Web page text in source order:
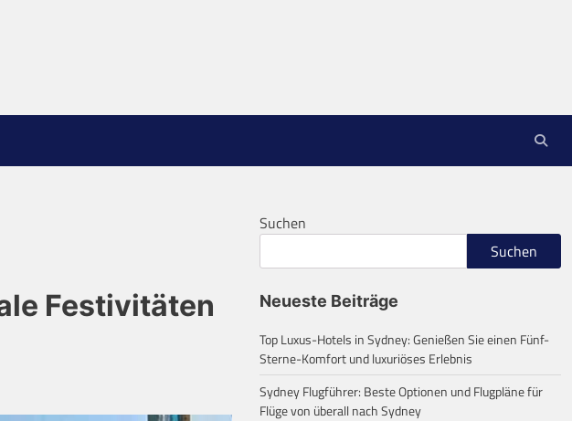
Festivitäten
Suchen
Suchen
Neueste Beiträge
Top Luxus-Hotels in Sydney: Genießen Sie einen Fünf-
Sterne-Komfort und luxuriöses Erlebnis
Sydney Flugführer: Beste Optionen und Flugpläne für
Flüge von überall nach Sydney